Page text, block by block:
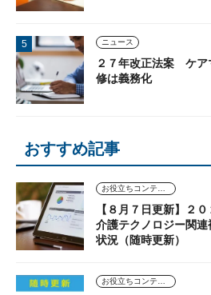
ニュース
２７年改正法案 ケ
修は義務化
おすすめ記事
お役立ちコンテンツ
【８月７日更新】２
介護テクノロジー関
状況（随時更新）
お役立ちコンテンツ